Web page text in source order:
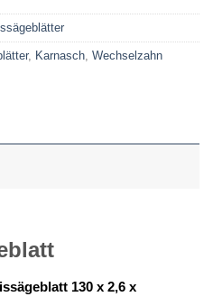
, Karnasch Wechselzahn
130 x 2,6 x